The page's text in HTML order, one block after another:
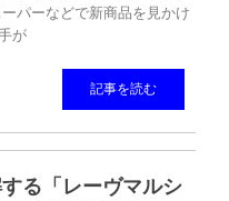
パーなどで新商品を見かけ
が
記事を読む
る「レーヴマルシ